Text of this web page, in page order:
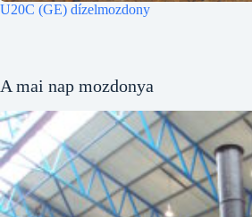
U20C (GE) dízelmozdony
A mai nap mozdonya